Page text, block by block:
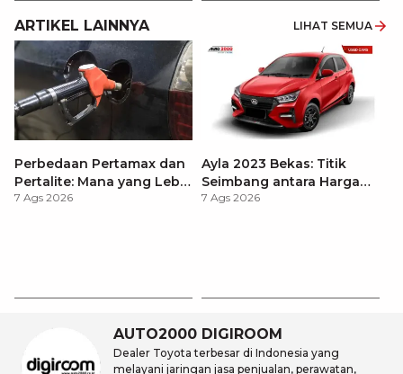
ARTIKEL LAINNYA LIHAT SEMUA
Perbedaan Pertamax dan
Pertalite: Mana yang Lebih
Baik untuk Mobil Toyota
7 Ags 2026
Ayla 2023 Bekas: Titik
Seimbang antara Harga
dan Pembaruan Teknologi
7 Ags 2026
AUTO2000 DIGIROOM
Dealer Toyota terbesar di Indonesia yang
melayani jaringan jasa penjualan, perawatan,